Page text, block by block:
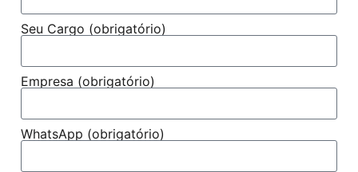
Seu Cargo (obrigatório)
Empresa (obrigatório)
WhatsApp (obrigatório)